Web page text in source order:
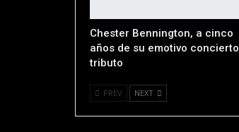
Chester Bennington, a cinco
años de su emotivo concierto
tributo
PREV NEXT